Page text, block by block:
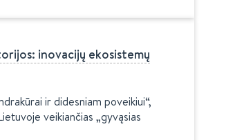
inovacijų ekosistemų
ir didesniam poveikiui“,
veikiančias „gyvąsias